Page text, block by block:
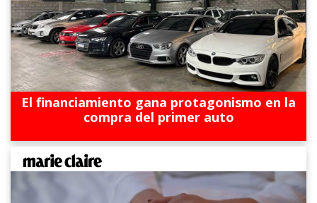
El financiamiento gana protagonismo en la
compra del primer auto